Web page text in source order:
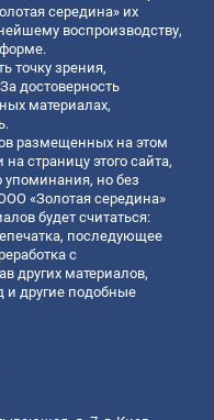
середина» их
воспроизводству,
точку зрения,
достоверность
материалах,
размещенных на этом
страницу этого сайта,
упоминания, но без
«Золотая середина»
будет считаться:
последующее
с
других материалов,
и другие подобные